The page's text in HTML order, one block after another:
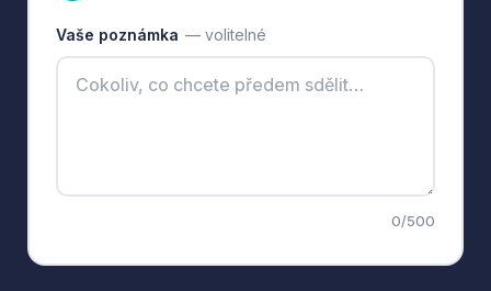
Vaše poznámka — volitelné
0/500